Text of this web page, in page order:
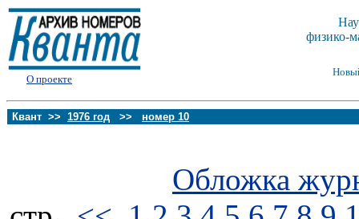
О проекте
физико-
Квант >> 1976 год >> номер 10
Обложка